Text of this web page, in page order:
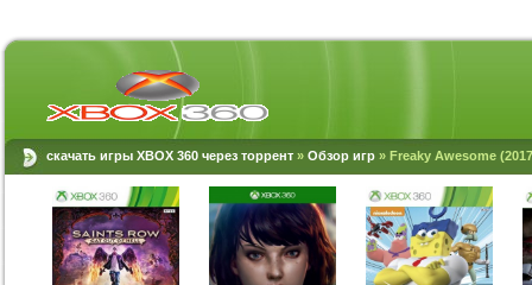
скачать игры XBOX 360 через торрент » Обзор игр » Freaky Awesome